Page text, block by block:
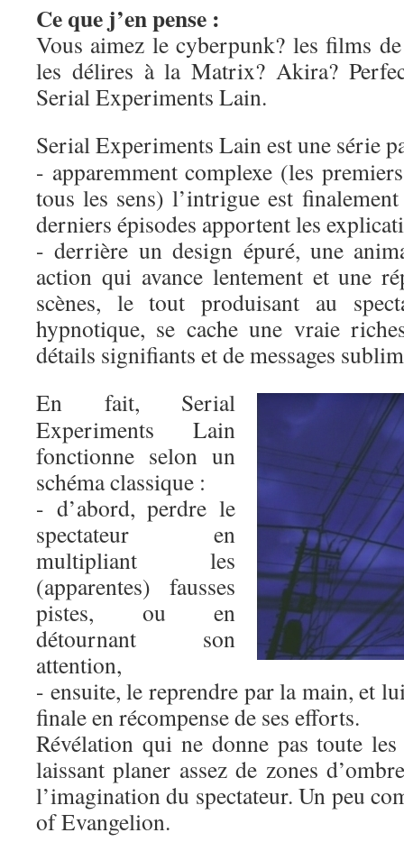
Ce que j’en pense :
Vous aimez le cyberpunk? les films
les délires à la Matrix? Akira?
Serial Experiments Lain.
Serial Experiments Lain est une série
- apparemment complexe (les
tous les sens) l’intrigue est
derniers épisodes apportent les
- derrière un design épuré, une
action qui avance lentement et une
scènes, le tout produisant au
hypnotique, se cache une vraie
détails signifiants et de messages
En fait, Serial
Experiments Lain
fonctionne selon un
schéma classique :
- d’abord, perdre le
spectateur en
multipliant les
(apparentes) fausses
pistes, ou en
détournant son
attention,
- ensuite, le reprendre par la main, et
finale en récompense de ses efforts.
Révélation qui ne donne pas toute
laissant planer assez de zones
l’imagination du spectateur. Un peu
of Evangelion.